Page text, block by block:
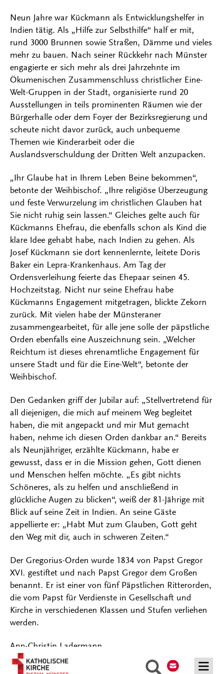
Suche
Neun Jahre war Kückmann als Entwicklungshelfer in
Indien tätig. Als „Hilfe zur Selbsthilfe“ half er mit,
rund 3000 Brunnen sowie Straßen, Dämme und vieles
mehr zu bauen. Nach seiner Rückkehr nach Münster
engagierte er sich mehr als drei Jahrzehnte im
Ökumenischen Zusammenschluss christlicher Eine-
Welt-Gruppen in der Stadt, organisierte rund 20
Ausstellungen in teils prominenten Räumen wie der
Bürgerhalle oder dem Foyer der Bezirksregierung und
scheute nicht davor zurück, auch unbequeme
Themen wie Kinderarbeit oder die
Auslandsverschuldung der Dritten Welt anzupacken.
„Ihr Glaube hat in Ihrem Leben Beine bekommen“,
betonte der Weihbischof. „Ihre religiöse Überzeugung
und feste Verwurzelung im christlichen Glauben hat
Sie nicht ruhig sein lassen.“ Gleiches gelte auch für
Kückmanns Ehefrau, die ebenfalls schon als Kind die
klare Idee gehabt habe, nach Indien zu gehen. Als
Josef Kückmann sie dort kennenlernte, leitete Doris
Baker ein Lepra-Krankenhaus. Am Tag der
Ordensverleihung feierte das Ehepaar seinen 45.
Hochzeitstag. Nicht nur seine Ehefrau habe
Kückmanns Engagement mitgetragen, blickte Zekorn
zurück. Mit vielen habe der Münsteraner
zusammengearbeitet, für alle jene solle der päpstliche
Orden ebenfalls eine Auszeichnung sein. „Welcher
Reichtum ist dieses ehrenamtliche Engagement für
unsere Stadt und für die Eine-Welt“, betonte der
Weihbischof.
Den Gedanken griff der Jubilar auf: „Stellvertretend für
all diejenigen, die mich auf meinem Weg begleitet
haben, die mit angepackt und mir Mut gemacht
haben, nehme ich diesen Orden dankbar an.“ Bereits
als Neunjähriger, erzählte Kückmann, habe er
gewusst, dass er in die Mission gehen, Gott dienen
und Menschen helfen möchte. „Es gibt nichts
Schöneres, als zu helfen und anschließend in
glückliche Augen zu blicken“, weiß der 81-Jährige mit
Blick auf seine Zeit in Indien. An seine Gäste
appellierte er: „Habt Mut zum Glauben, Gott geht
den Weg mit dir, auch in schweren Zeiten.“
Der Gregorius-Orden wurde 1834 von Papst Gregor
XVI. gestiftet und nach Papst Gregor dem Großen
benannt. Er ist einer von fünf Päpstlichen Ritterorden,
die vom Papst für Verdienste in Gesellschaft und
Kirche in verschiedenen Klassen und Stufen verliehen
werden.
Ann-Christin Ladermann